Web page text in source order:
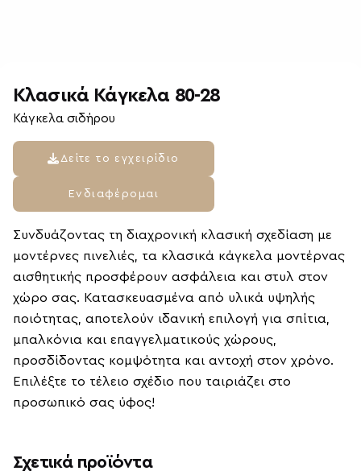
Κλασικά Κάγκελα 80-28
Κάγκελα σιδήρου
Δείτε το εγχειρίδιο
Ενδιαφέρομαι
Συνδυάζοντας τη διαχρονική κλασική σχεδίαση με
μοντέρνες πινελιές, τα κλασικά κάγκελα μοντέρνας
αισθητικής προσφέρουν ασφάλεια και στυλ στον
χώρο σας. Κατασκευασμένα από υλικά υψηλής
ποιότητας, αποτελούν ιδανική επιλογή για σπίτια,
μπαλκόνια και επαγγελματικούς χώρους,
προσδίδοντας κομψότητα και αντοχή στον χρόνο.
Επιλέξτε το τέλειο σχέδιο που ταιριάζει στο
προσωπικό σας ύφος!
Σχετικά προϊόντα